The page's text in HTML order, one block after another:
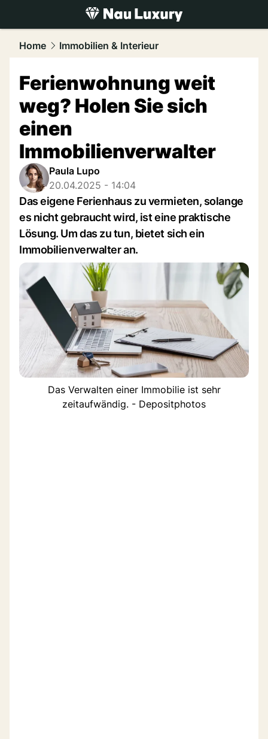
luxury.NAU.ch
Home Immobilien & Interieur
Ferienwohnung weit
weg? Holen Sie sich
einen
Immobilienverwalter
Paula Lupo
20.04.2025 - 14:04
Das eigene Ferienhaus zu vermieten, solange
es nicht gebraucht wird, ist eine praktische
Lösung. Um das zu tun, bietet sich ein
Immobilienverwalter an.
Das Verwalten einer Immobilie ist sehr
zeitaufwändig. - Depositphotos